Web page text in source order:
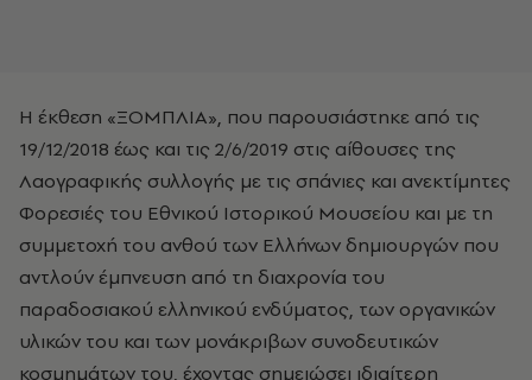
Η έκθεση «ΞΟΜΠΛΙΑ», που παρουσιάστηκε από τις
19/12/2018 έως και τις 2/6/2019 στις αίθουσες της
Λαογραφικής συλλογής με τις σπάνιες και ανεκτίμητες
Φορεσιές του Εθνικού Ιστορικού Μουσείου και με τη
συμμετοχή του ανθού των Ελλήνων δημιουργών που
αντλούν έμπνευση από τη διαχρονία του
παραδοσιακού ελληνικού ενδύματος, των οργανικών
υλικών του και των μονάκριβων συνοδευτικών
κοσμημάτων του, έχοντας σημειώσει ιδιαίτερη